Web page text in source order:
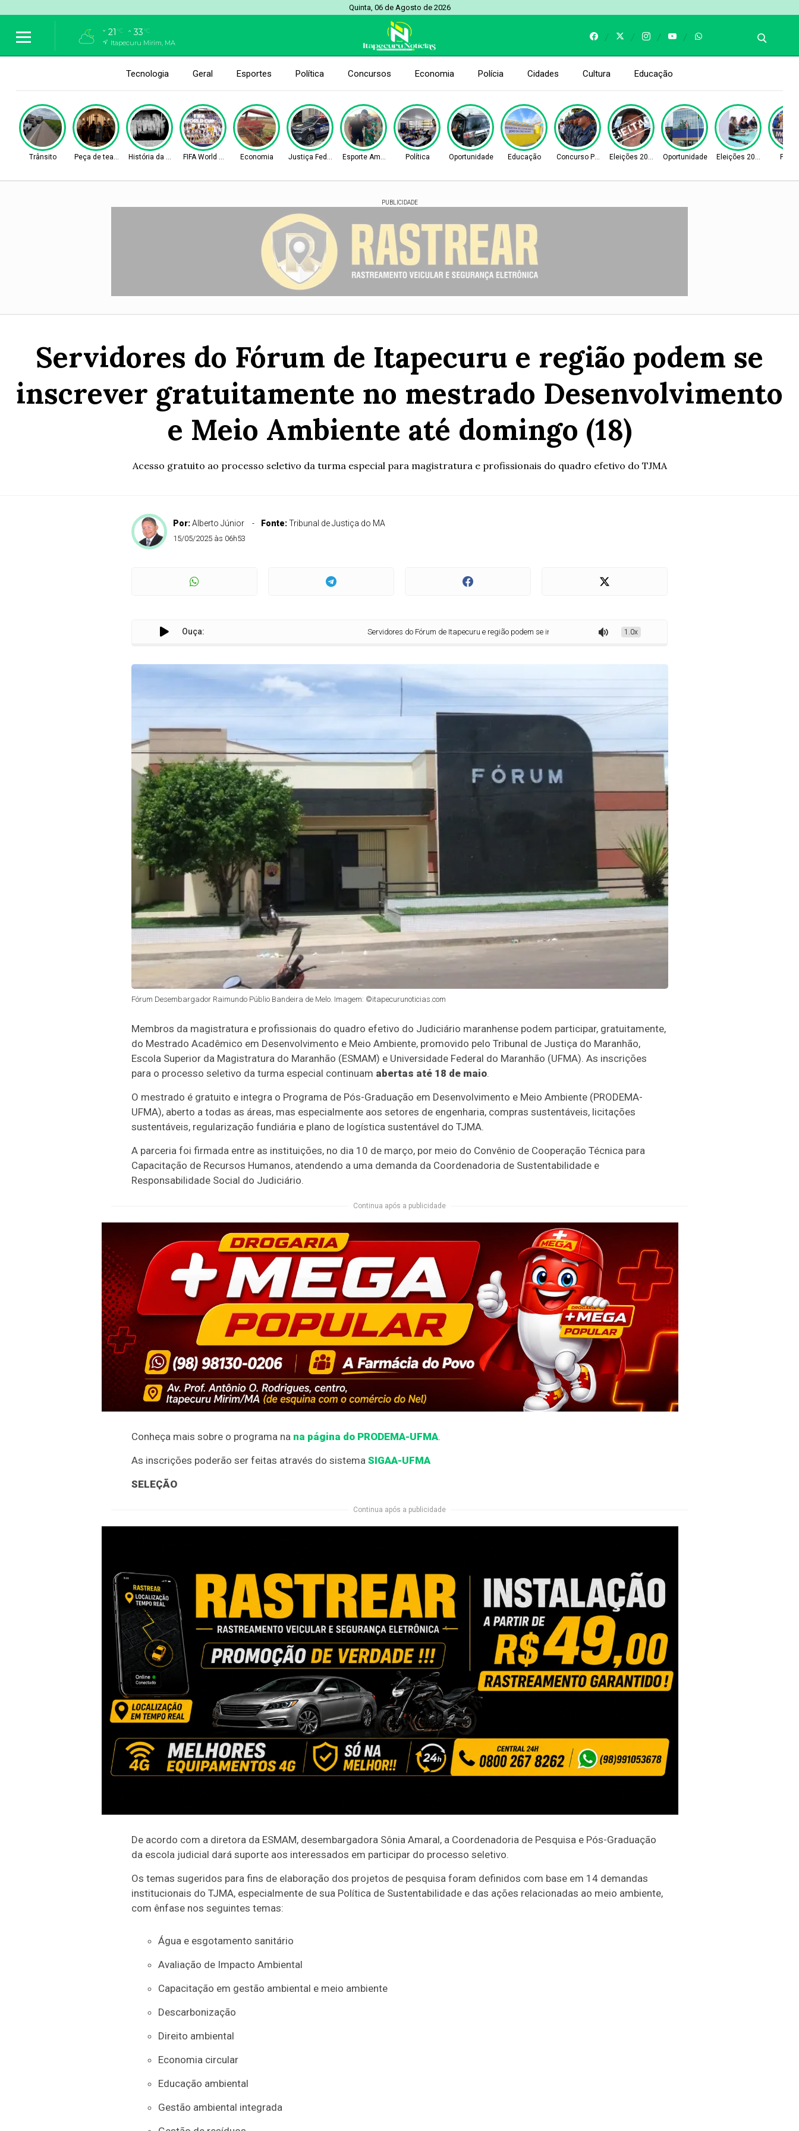
Quinta, 06 de Agosto de 2026
21 °C 33°C
Itapecuru Mirim, MA
Tecnologia Geral Esportes Política Concursos Economia Polícia Cidades Cultura Educação
Trânsito Peça de teatro História da CidadeFIFA World Cup 2026Economia Justiça Federal Esporte Amador Política Oportunidade Educação Concurso PúblicoEleições 2026 Oportunidade Eleições 2026
PUBLICIDADE
Servidores do Fórum de Itapecuru e região podem se
inscrever gratuitamente no mestrado Desenvolvimento
e Meio Ambiente até domingo (18)
Acesso gratuito ao processo seletivo da turma especial para magistratura e profissionais do quadro efetivo do TJMA
Por:Alberto Júnior Fonte:Tribunal de Justiça do MA
15/05/2025 às 06h53
Ouça: Servidores do Fórum de Itapecuru e região podem se inscrever gratuitamente no mestrado Desenvolvimento e Meio Ambiente até domingo (18)
1.0x
Fórum Desembargador Raimundo Públio Bandeira de Melo. Imagem: ©itapecurunoticias.com
Membros da magistratura e profissionais do quadro efetivo do Judiciário maranhense podem participar, gratuitamente,
do Mestrado Acadêmico em Desenvolvimento e Meio Ambiente, promovido pelo Tribunal de Justiça do Maranhão,
Escola Superior da Magistratura do Maranhão (ESMAM) e Universidade Federal do Maranhão (UFMA). As inscrições
para o processo seletivo da turma especial continuam abertas até 18 de maio.
O mestrado é gratuito e integra o Programa de Pós-Graduação em Desenvolvimento e Meio Ambiente (PRODEMA-
UFMA), aberto a todas as áreas, mas especialmente aos setores de engenharia, compras sustentáveis, licitações
sustentáveis, regularização fundiária e plano de logística sustentável do TJMA.
A parceria foi firmada entre as instituições, no dia 10 de março, por meio do Convênio de Cooperação Técnica para
Capacitação de Recursos Humanos, atendendo a uma demanda da Coordenadoria de Sustentabilidade e
Responsabilidade Social do Judiciário.
Continua após a publicidade
Conheça mais sobre o programa na na página do PRODEMA-UFMA.
As inscrições poderão ser feitas através do sistema SIGAA-UFMA
SELEÇÃO
Continua após a publicidade
De acordo com a diretora da ESMAM, desembargadora Sônia Amaral, a Coordenadoria de Pesquisa e Pós-Graduação
da escola judicial dará suporte aos interessados em participar do processo seletivo.
Os temas sugeridos para fins de elaboração dos projetos de pesquisa foram definidos com base em 14 demandas
institucionais do TJMA, especialmente de sua Política de Sustentabilidade e das ações relacionadas ao meio ambiente,
com ênfase nos seguintes temas:
Água e esgotamento sanitário
Avaliação de Impacto Ambiental
Capacitação em gestão ambiental e meio ambiente
Descarbonização
Direito ambiental
Economia circular
Educação ambiental
Gestão ambiental integrada